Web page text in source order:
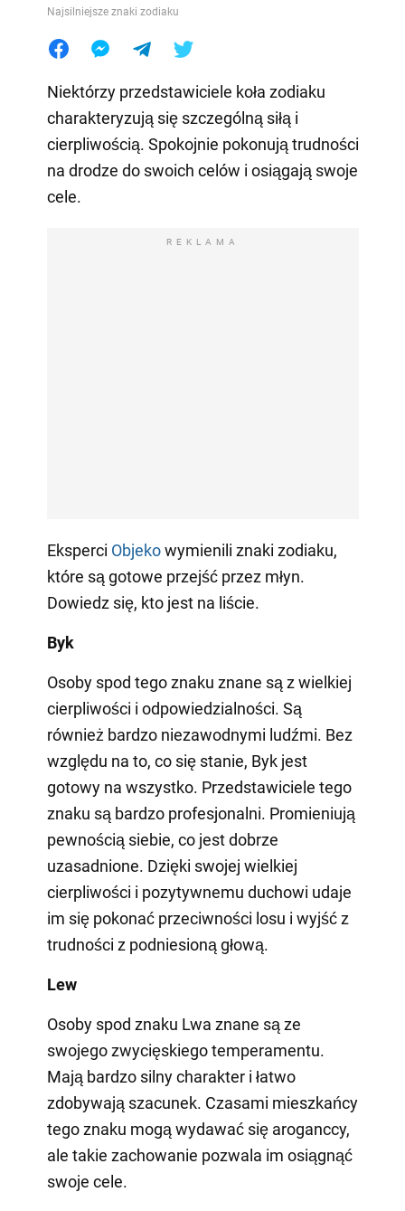
Najsilniejsze znaki zodiaku
Niektórzy przedstawiciele koła zodiaku
charakteryzują się szczególną siłą i
cierpliwością. Spokojnie pokonują trudności
na drodze do swoich celów i osiągają swoje
cele.
REKLAMA
Eksperci Objekowymienili znaki zodiaku,
które są gotowe przejść przez młyn.
Dowiedz się, kto jest na liście.
Byk
Osoby spod tego znaku znane są z wielkiej
cierpliwości i odpowiedzialności. Są
również bardzo niezawodnymi ludźmi. Bez
względu na to, co się stanie, Byk jest
gotowy na wszystko. Przedstawiciele tego
znaku są bardzo profesjonalni. Promieniują
pewnością siebie, co jest dobrze
uzasadnione. Dzięki swojej wielkiej
cierpliwości i pozytywnemu duchowi udaje
im się pokonać przeciwności losu i wyjść z
trudności z podniesioną głową.
Lew
Osoby spod znaku Lwa znane są ze
swojego zwycięskiego temperamentu.
Mają bardzo silny charakter i łatwo
zdobywają szacunek. Czasami mieszkańcy
tego znaku mogą wydawać się aroganccy,
ale takie zachowanie pozwala im osiągnąć
swoje cele.